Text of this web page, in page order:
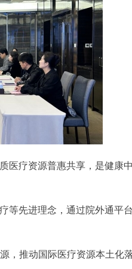
医疗资源普惠共享，是健康
先进理念，通过院外通平
，推动国际医疗资源本土化落